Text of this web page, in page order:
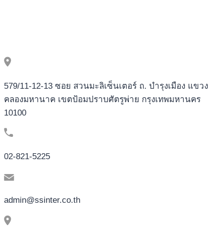
579/11-12-13 ซอย สวนมะลิเซ็นเตอร์ ถ. บำรุงเมือง แขวง
คลองมหานาค เขตป้อมปราบศัตรูพ่าย กรุงเทพมหานคร
10100
02-821-5225
admin@ssinter.co.th